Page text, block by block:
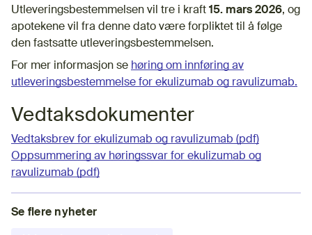
Utleveringsbestemmelsen vil tre i kraft 15. mars 2026, og
apotekene vil fra denne dato være forpliktet til å følge
den fastsatte utleveringsbestemmelsen.
For mer informasjon se høring om innføring av
utleveringsbestemmelse for ekulizumab og ravulizumab.
Vedtaksdokumenter
Vedtaksbrev for ekulizumab og ravulizumab (pdf)
Oppsummering av høringssvar for ekulizumab og
ravulizumab (pdf)
Se flere nyheter